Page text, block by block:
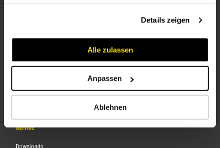
Details zeigen
Alle zulassen
Anpassen
Ablehnen
Unternehmen
Karriere
Service
Downloads